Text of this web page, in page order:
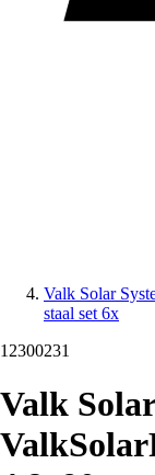
Valk Solar
staal set 6x
12300231
Valk